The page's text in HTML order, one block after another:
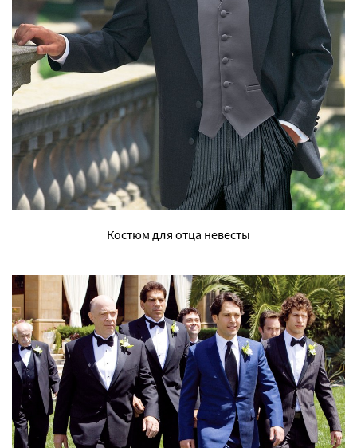
Костюм для отца невесты